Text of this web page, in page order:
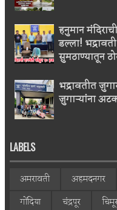
हनुमान
डल्ला!
सुमठाण्यातून
भद्रावतीत
जुगाऱ्यांना
LABELS
अमरावती अहमदनगर
गोंदिया
चंद्रपूर